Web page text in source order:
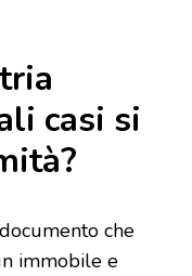
casi si
che
immobile e